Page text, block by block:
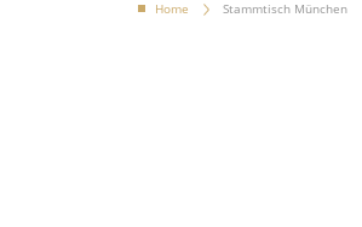
Home Stammtisch München